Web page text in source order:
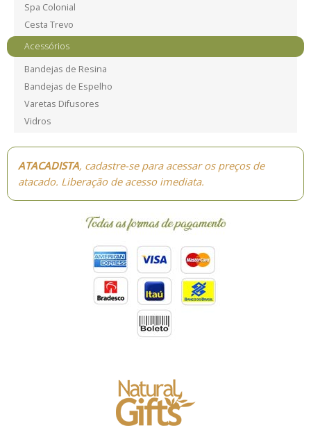
Spa Colonial
Cesta Trevo
Acessórios
Bandejas de Resina
Bandejas de Espelho
Varetas Difusores
Vidros
ATACADISTA, cadastre-se para acessar os preços de
atacado. Liberação de acesso imediata.